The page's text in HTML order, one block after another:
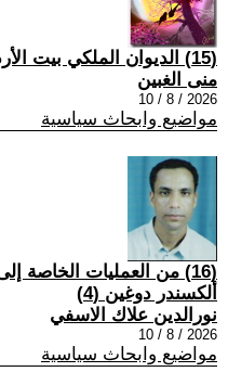
(15) الديوان الملكي بيت الأردنيين
منى الغبين
2026 / 8 / 10
مواضيع وابحاث سياسية
(16) من العمليات
ألكسندر دوغين (4)
نورالدين علاك الاسفي
2026 / 8 / 10
مواضيع وابحاث سياسية